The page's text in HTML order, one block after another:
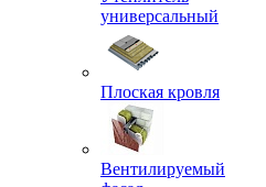
универсальный
Плоская кровля
Вентилируемый